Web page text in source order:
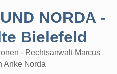
NORDA -
Bielefeld
- Rechtsanwalt Marcus
Anke Norda